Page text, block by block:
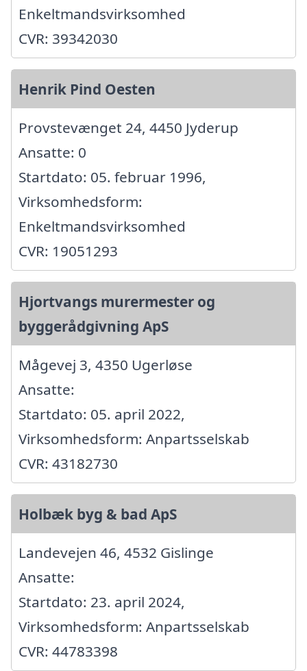
Enkeltmandsvirksomhed
CVR: 39342030
Henrik Pind Oesten
Provstevænget 24, 4450 Jyderup
Ansatte: 0
Startdato: 05. februar 1996,
Virksomhedsform:
Enkeltmandsvirksomhed
CVR: 19051293
Hjortvangs murermester og
byggerådgivning ApS
Mågevej 3, 4350 Ugerløse
Ansatte:
Startdato: 05. april 2022,
Virksomhedsform: Anpartsselskab
CVR: 43182730
Holbæk byg & bad ApS
Landevejen 46, 4532 Gislinge
Ansatte:
Startdato: 23. april 2024,
Virksomhedsform: Anpartsselskab
CVR: 44783398